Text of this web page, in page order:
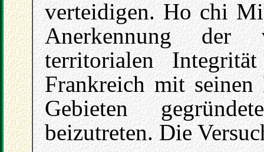
verteidigen. Ho chi
Anerkennung der
territorialen
Frankreich mit seinen
Gebieten
beizutreten. Die